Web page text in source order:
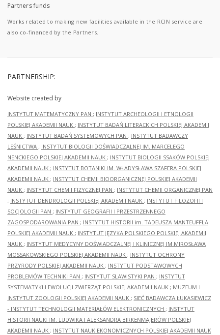
Partners funds
Works related to making new facilities available in the RCIN service are
also co-financed by the Partners.
PARTNERSHIP:
Website created by
INSTYTUT MATEMATYCZNY PAN ; INSTYTUT ARCHEOLOGII I ETNOLOGII
POLSKIEJ AKADEMII NAUK ; INSTYTUT BADAŃ LITERACKICH POLSKIEJ AKADEMII
NAUK ; INSTYTUT BADAŃ SYSTEMOWYCH PAN ; INSTYTUT BADAWCZY
LEŚNICTWA ; INSTYTUT BIOLOGII DOŚWIADCZALNEJ IM. MARCELEGO
NENCKIEGO POLSKIEJ AKADEMII NAUK ; INSTYTUT BIOLOGII SSAKÓW POLSKIEJ
AKADEMII NAUK ; INSTYTUT BOTANIKI IM. WŁADYSŁAWA SZAFERA POLSKIEJ
AKADEMII NAUK ; INSTYTUT CHEMII BIOORGANICZNEJ POLSKIEJ AKADEMII
NAUK ; INSTYTUT CHEMII FIZYCZNEJ PAN ; INSTYTUT CHEMII ORGANICZNEJ PAN
; INSTYTUT DENDROLOGII POLSKIEJ AKADEMII NAUK ; INSTYTUT FILOZOFII I
SOCJOLOGII PAN ; INSTYTUT GEOGRAFII I PRZESTRZENNEGO
ZAGOSPODAROWANIA PAN ; INSTYTUT HISTORII im. TADEUSZA MANTEUFFLA
POLSKIEJ AKADEMII NAUK ; INSTYTUT JĘZYKA POLSKIEGO POLSKIEJ AKADEMII
NAUK ; INSTYTUT MEDYCYNY DOŚWIADCZALNEJ I KLINICZNEJ IM.MIROSŁAWA
MOSSAKOWSKIEGO POLSKIEJ AKADEMII NAUK ; INSTYTUT OCHRONY
PRZYRODY POLSKIEJ AKADEMII NAUK ; INSTYTUT PODSTAWOWYCH
PROBLEMÓW TECHNIKI PAN ; INSTYTUT SLAWISTYKI PAN ; INSTYTUT
SYSTEMATYKI I EWOLUCJI ZWIERZĄT POLSKIEJ AKADEMII NAUK ; MUZEUM I
INSTYTUT ZOOLOGII POLSKIEJ AKADEMII NAUK ; SIEĆ BADAWCZA ŁUKASIEWICZ
- INSTYTUT TECHNOLOGII MATERIAŁÓW ELEKTRONICZNYCH ; INSTYTUT
HISTORII NAUKI IM. LUDWIKA I ALEKSANDRA BIRKENMAJERÓW POLSKIEJ
AKADEMII NAUK ; INSTYTUT NAUK EKONOMICZNYCH POLSKIEJ AKADEMII NAUK